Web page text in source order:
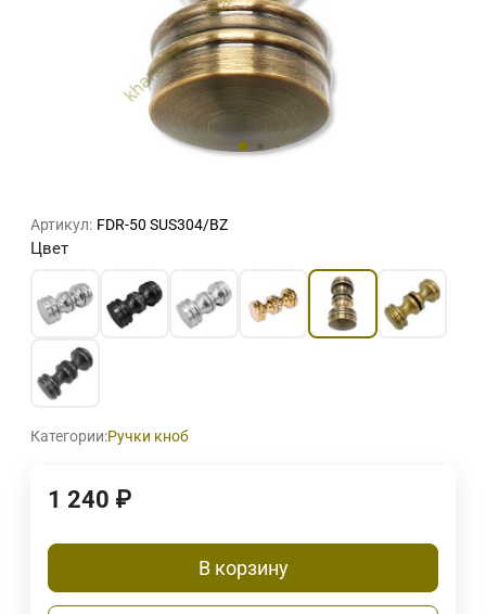
Артикул: FDR-50 SUS304/BZ
Цвет
Категории:Ручки кноб
1 240 ₽
В корзину